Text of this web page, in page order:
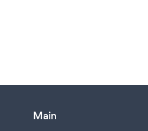
Main